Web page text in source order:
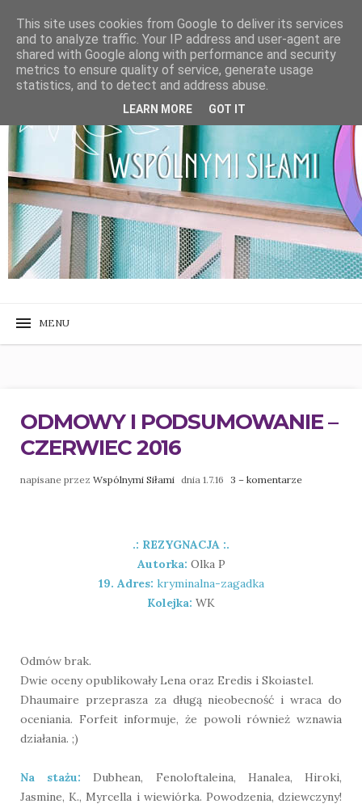
ODMOWY I PODSUMOWANIE –
CZERWIEC 2016
napisane przez Wspólnymi Siłami dnia 1.7.16 3 – komentarze
.: REZYGNACJA :.
Autorka: Olka P
19. Adres: kryminalna-zagadka
Kolejka: WK
Odmów brak.
Dwie oceny opublikowały Lena oraz Eredis i Skoiastel.
Dhaumaire przeprasza za długą nieobecność i wraca do
oceniania. Forfeit informuje, że powoli również wznawia
działania. ;)
Na stażu: Dubhean, Fenoloftaleina, Hanalea, Hiroki,
Jasmine, K., Myrcella i wiewiórka. Powodzenia, dziewczyny!
This site uses cookies from Google to deliver its services
and to analyze traffic. Your IP address and user-agent are
shared with Google along with performance and security
metrics to ensure quality of service, generate usage
statistics, and to detect and address abuse.
LEARN MORE GOT IT